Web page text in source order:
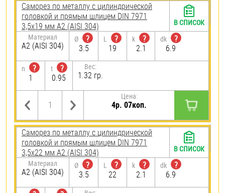
Саморез по металлу с цилиндрической
головкой и прямым шлицем DIN 7971
3,5х19 мм А2 (AISI 304)
Материал
А2 (AISI 304)
Ø
?
3.5
L
?
19
k
?
2.1
dk
?
6.9
n
?
1
t
?
0.95
Вес:
1.32 гр.
Цена:
4р. 07коп.
В СПИСОК
Саморез по металлу с цилиндрической
головкой и прямым шлицем DIN 7971
3,5х22 мм А2 (AISI 304)
Материал
А2 (AISI 304)
Ø
?
3.5
L
?
22
k
?
2.1
dk
?
6.9
В СПИСОК